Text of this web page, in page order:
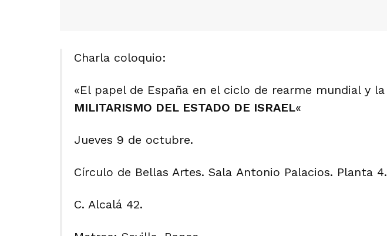
Charla coloquio:
«El papel de España en el ciclo de rearme mundial y la
MILITARISMO DEL ESTADO DE ISRAEL«
Jueves 9 de octubre.
Círculo de Bellas Artes. Sala Antonio Palacios. Planta 4.
C. Alcalá 42.